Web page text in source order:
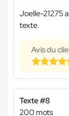
Joelle-21275
texte.
Avis du
Texte #8
200 mots